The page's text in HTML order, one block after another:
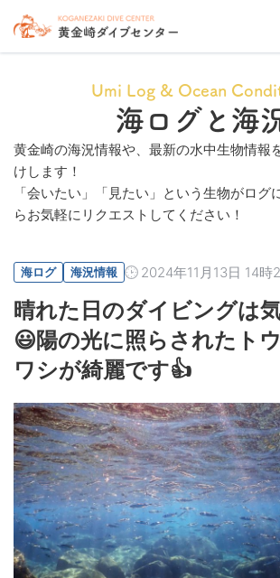
Umi Log & Ocean
海ログと海
黄金崎の海況情報や、最新の水中生物情報
けします！
「会いたい」「見たい」という生物がログ
らお気軽にリクエストしてください！
海ログ 海況情報 2024年11月13日 14時
晴れた日のダイビングは
😃陽の光に照らされたト
ワシが綺麗です👍